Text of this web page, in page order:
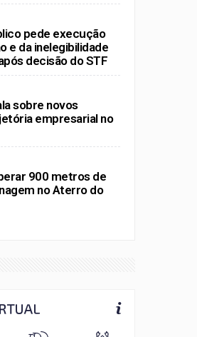
pede execução
e da inelegibilidade
decisão do STF
sobre novos
empresarial no
900 metros de
no Aterro do